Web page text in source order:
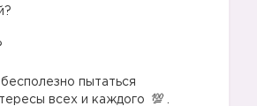
пытаться
всех и каждого